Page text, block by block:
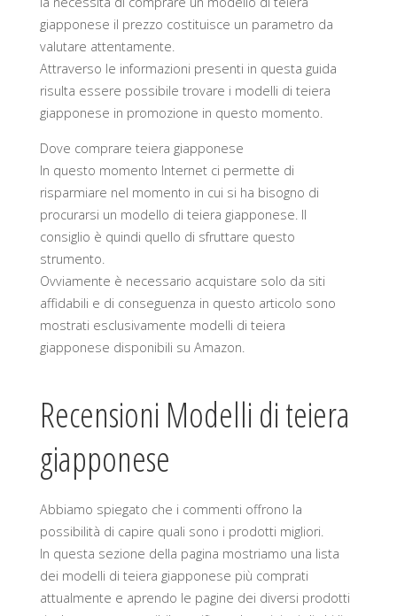
giapponese il prezzo costituisce un parametro da
valutare attentamente.
Attraverso le informazioni presenti in questa guida
risulta essere possibile trovare i modelli di teiera
giapponese in promozione in questo momento.
Dove comprare teiera giapponese
In questo momento Internet ci permette di
risparmiare nel momento in cui si ha bisogno di
procurarsi un modello di teiera giapponese. Il
consiglio è quindi quello di sfruttare questo
strumento.
Ovviamente è necessario acquistare solo da siti
affidabili e di conseguenza in questo articolo sono
mostrati esclusivamente modelli di teiera
giapponese disponibili su Amazon.
Recensioni Modelli di teiera
giapponese
Abbiamo spiegato che i commenti offrono la
possibilità di capire quali sono i prodotti migliori.
In questa sezione della pagina mostriamo una lista
dei modelli di teiera giapponese più comprati
attualmente e aprendo le pagine dei diversi prodotti